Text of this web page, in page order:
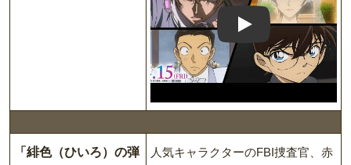
Play: Trailer
「緋色（ひいろ）の弾
人気キャラクターのFBI捜査官、赤